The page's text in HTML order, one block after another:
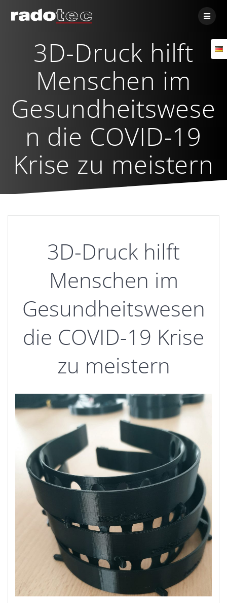
3D-Druck hilft
Menschen im
Gesundheitswese
n die COVID-19
Krise zu meistern
3D-Druck hilft
Menschen im
Gesundheitswesen
die COVID-19 Krise
zu meistern